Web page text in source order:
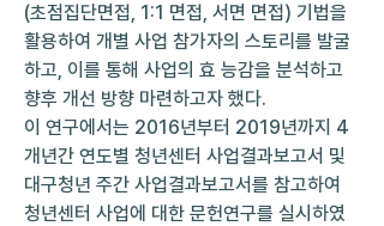
(초점집단면접, 1:1 면접, 서면 면접) 기법을
활용하여 개별 사업 참가자의 스토리를 발굴
하고, 이를 통해 사업의 효 능감을 분석하고
향후 개선 방향 마련하고자 했다.
이 연구에서는 2016년부터 2019년까지 4
개년간 연도별 청년센터 사업결과보고서 및
대구청년 주간 사업결과보고서를 참고하여
청년센터 사업에 대한 문헌연구를 실시하였